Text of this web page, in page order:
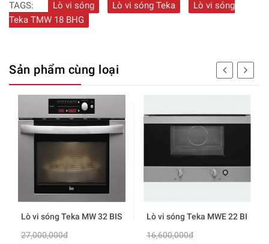
TAGS: Lò vi sóng Lò vi sóng Teka
Lò vi sóng
Teka TMW 18 BHG
Sản phẩm cùng loại
Lò vi sóng Teka MW 32 BIS
27,000,000đ
Lò vi sóng Teka MWE 22 BI
16,600,000đ